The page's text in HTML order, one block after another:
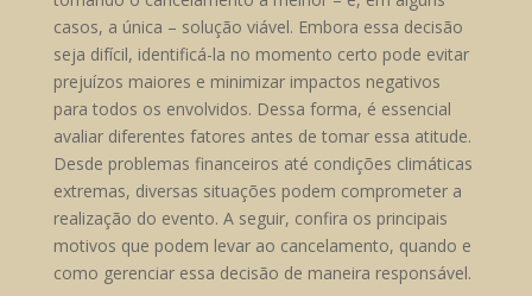
casos, a única – solução viável. Embora essa decisão
seja difícil, identificá-la no momento certo pode evitar
prejuízos maiores e minimizar impactos negativos
para todos os envolvidos. Dessa forma, é essencial
avaliar diferentes fatores antes de tomar essa atitude.
Desde problemas financeiros até condições climáticas
extremas, diversas situações podem comprometer a
realização do evento. A seguir, confira os principais
motivos que podem levar ao cancelamento, quando e
como gerenciar essa decisão de maneira responsável.